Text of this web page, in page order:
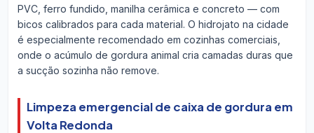
PVC, ferro fundido, manilha cerâmica e concreto — com
bicos calibrados para cada material. O hidrojato na cidade
é especialmente recomendado em cozinhas comerciais,
onde o acúmulo de gordura animal cria camadas duras que
a sucção sozinha não remove.
Limpeza emergencial de caixa de gordura em
Volta Redonda